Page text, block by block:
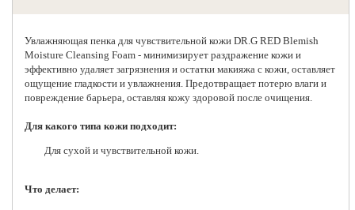
Увлажняющая пенка для чувствительной кожи DR.G RED Blemish
Moisture Cleansing Foam - минимизирует раздражение кожи и
эффективно удаляет загрязнения и остатки макияжа с кожи, оставляет
ощущение гладкости и увлажнения. Предотвращает потерю влаги и
повреждение барьера, оставляя кожу здоровой после очищения.
Для какого типа кожи подходит:
Для сухой и чувствительной кожи.
Что делает: